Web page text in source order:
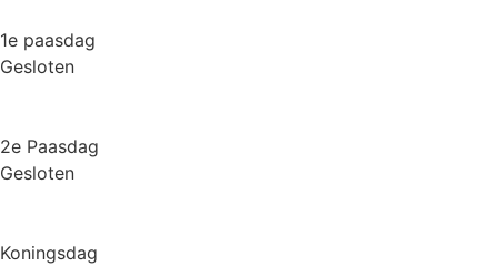
1e paasdag
Gesloten
2e Paasdag
Gesloten
Koningsdag